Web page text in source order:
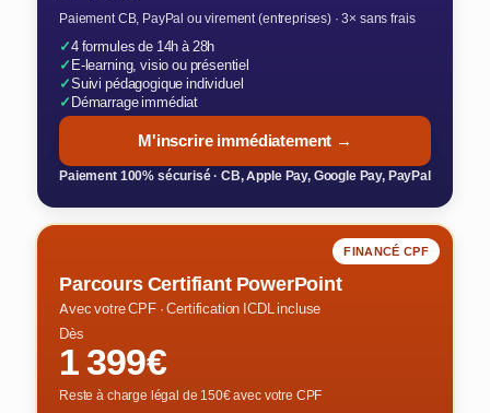
Paiement CB, PayPal ou virement (entreprises) · 3× sans frais
✓4 formules de 14h à 28h
✓E-learning, visio ou présentiel
✓Suivi pédagogique individuel
✓Démarrage immédiat
M'inscrire immédiatement →
Paiement 100% sécurisé · CB, Apple Pay, Google Pay, PayPal
FINANCÉ CPF
Parcours Certifiant PowerPoint
Avec votre CPF · Certification ICDL incluse
Dès
1 399€
Reste à charge légal de 150€ avec votre CPF